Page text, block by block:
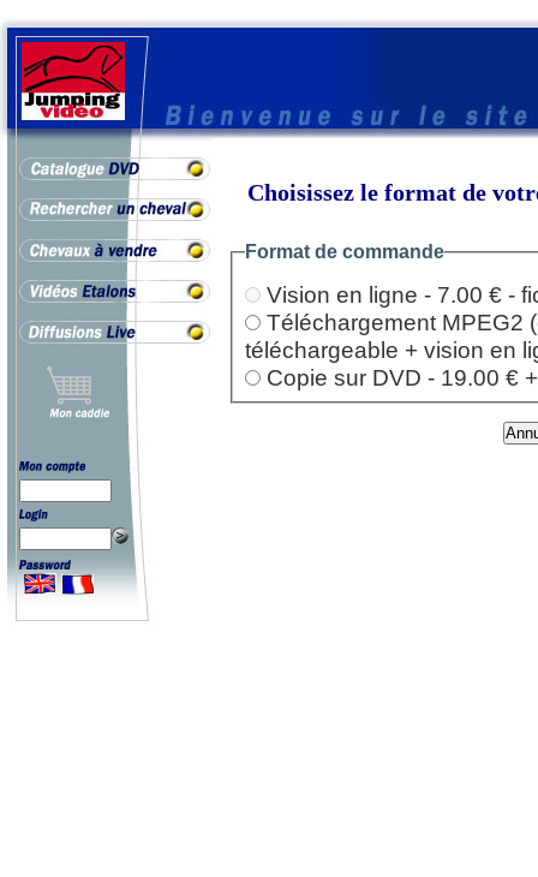
Choisissez le format de
Format de commande
Vision en ligne - 7.00 € -
Téléchargement MPEG2
téléchargeable + vision en
Copie sur DVD - 19.00 €